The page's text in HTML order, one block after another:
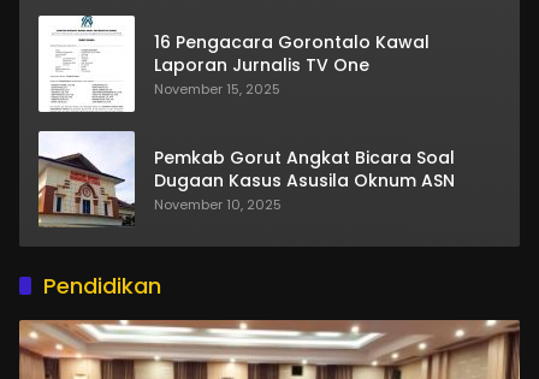
16 Pengacara Gorontalo Kawal
Laporan Jurnalis TV One
November 15, 2025
Pemkab Gorut Angkat Bicara Soal
Dugaan Kasus Asusila Oknum ASN
November 10, 2025
Pendidikan